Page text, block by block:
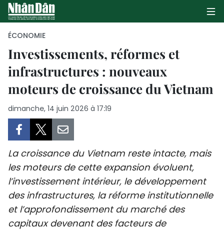
PAGE D'ACCUEIL
POLITIQUE
CULTURE
TOURISME
ENVIRONNEMENT
ÉCONOMIE
Investissements, réformes et
infrastructures : nouveaux
moteurs de croissance du Vietnam
dimanche, 14 juin 2026 à 17:19
La croissance du Vietnam reste intacte, mais
les moteurs de cette expansion évoluent,
l’investissement intérieur, le développement
des infrastructures, la réforme institutionnelle
et l’approfondissement du marché des
capitaux devenant des facteurs de